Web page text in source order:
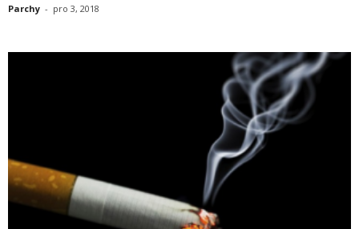
Parchy - pro 3, 2018